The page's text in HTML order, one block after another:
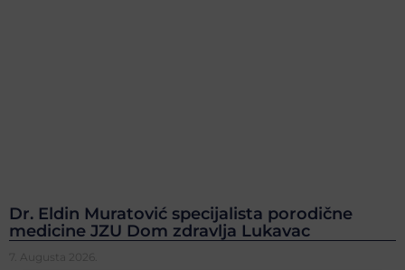
Dr. Eldin Muratović specijalista porodične
medicine JZU Dom zdravlja Lukavac
7. Augusta 2026.